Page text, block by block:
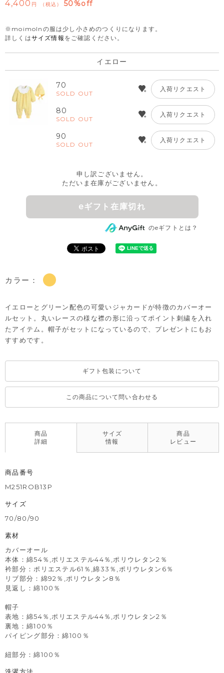
4,400 税込 50%off
※moimolnの服は少し小さめのつくりになります。
詳しくはサイズ情報 をご確認ください。
イエロー
70
SOLD OUT
入荷リクエスト
80
SOLD OUT
入荷リクエスト
90
SOLD OUT
入荷リクエスト
申し訳ございません。
ただいま在庫がございません。
eギフト在庫切れ
のeギフトとは？
カラー：
イエローとグリーン配色の可愛いジャカードが特徴のカバーオー
ルセット。丸いレースの様な襟の形に沿ってポイント刺繍を入れ
たアイテム。帽子がセットになっているので、プレゼントにもお
すすめです。
ギフト包装について
この商品について問い合わせる
商品
詳細
サイズ
情報
商品
レビュー
商品番号
M251ROB13P
サイズ
70/80/90
素材
カバーオール
本体：綿54％,ポリエステル44％,ポリウレタン2％
衿部分：ポリエステル61％,綿33％,ポリウレタン6％
リブ部分：綿92％,ポリウレタン8％
見返し：綿100％
帽子
表地：綿54％,ポリエステル44％,ポリウレタン2％
裏地：綿100％
パイピング部分：綿100％
紐部分：綿100％